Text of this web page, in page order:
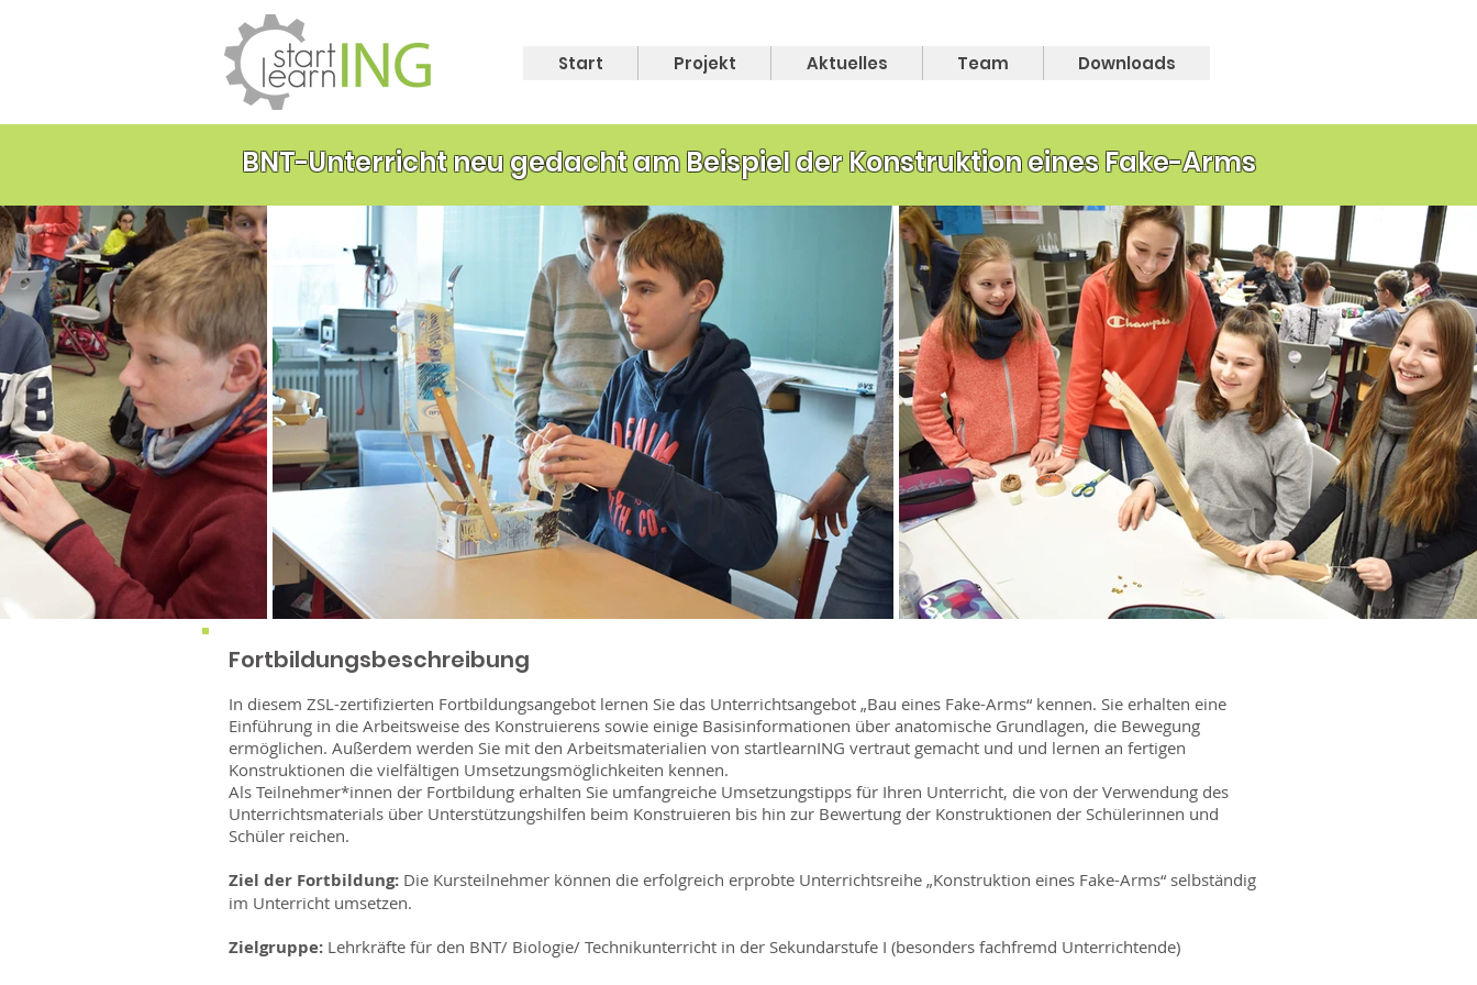
Start Projekt Aktuelles Team Downloads
BNT-Unterricht neu gedacht am Beispiel der Konstruktion eines Fake-Arms
Fortbildungsbeschreibung
In diesem ZSL-zertifizierten Fortbildungsangebot lernen Sie das Unterrichtsangebot „Bau eines Fake-Arms“ kennen. Sie erhalten eine
Einführung in die Arbeitsweise des Konstruierens sowie einige Basisinformationen über anatomische Grundlagen, die Bewegung
ermöglichen. Außerdem werden Sie mit den Arbeitsmaterialien von startlearnING vertraut gemacht und und lernen an fertigen
Konstruktionen die vielfältigen Umsetzungsmöglichkeiten kennen.
Als Teilnehmer*innen der Fortbildung erhalten Sie umfangreiche Umsetzungstipps für Ihren Unterricht, die von der Verwendung des
Unterrichtsmaterials über Unterstützungshilfen beim Konstruieren bis hin zur Bewertung der Konstruktionen der Schülerinnen und
Schüler reichen.
Ziel der Fortbildung: Die Kursteilnehmer können die erfolgreich erprobte Unterrichtsreihe „Konstruktion eines Fake-Arms“ selbständig
im Unterricht umsetzen.
Zielgruppe: Lehrkräfte für den BNT/ Biologie/ Technikunterricht in der Sekundarstufe I (besonders fachfremd Unterrichtende)